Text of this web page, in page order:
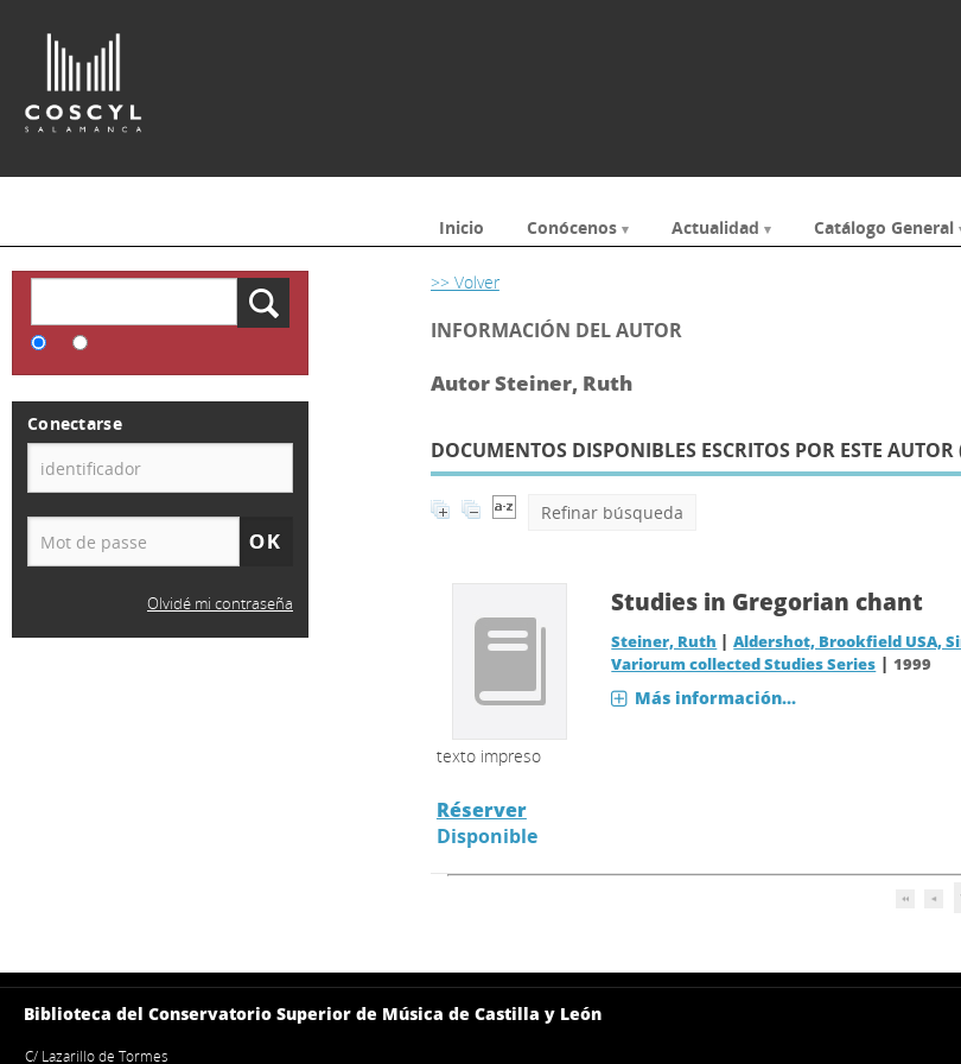
Inicio Conócenos Actualidad Catálogo General
>> Volver
INFORMACIÓN DEL AUTOR
Autor Steiner, Ruth
DOCUMENTOS DISPONIBLES ESCRITOS POR ESTE AUTOR
Refinar búsqueda
texto impreso
Studies in Gregorian chant
Steiner, Ruth |Aldershot, Brookfield USA,
Variorum collected Studies Series |1999
Más información...
Réserver
Disponible
Conectarse
Olvidé mi contraseña
Biblioteca del Conservatorio Superior de Música de Castilla y León
C/ Lazarillo de Tormes